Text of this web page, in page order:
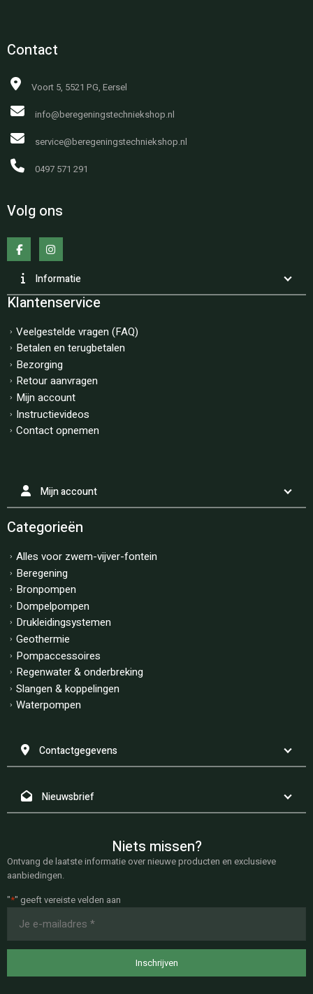
Contact
Voort 5, 5521 PG, Eersel
info@beregeningstechniekshop.nl
service@beregeningstechniekshop.nl
0497 571 291
Volg ons
Informatie
Klantenservice
Veelgestelde vragen (FAQ)
Betalen en terugbetalen
Bezorging
Retour aanvragen
Mijn account
Instructievideos
Contact opnemen
Mijn account
Categorieën
Alles voor zwem-vijver-fontein
Beregening
Bronpompen
Dompelpompen
Drukleidingsystemen
Geothermie
Pompaccessoires
Regenwater & onderbreking
Slangen & koppelingen
Waterpompen
Contactgegevens
Nieuwsbrief
Niets missen?
Ontvang de laatste informatie over nieuwe producten en exclusieve
aanbiedingen.
"*" geeft vereiste velden aan
mailadres*
Inschrijven